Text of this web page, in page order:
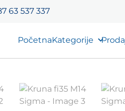
63 537 337
PočetnaKategorije